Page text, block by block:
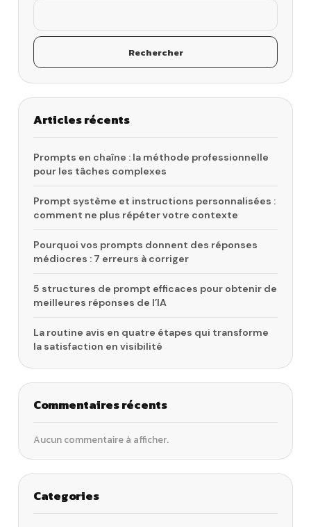
Rechercher
Articles récents
Prompts en chaîne : la méthode professionnelle
pour les tâches complexes
Prompt système et instructions personnalisées :
comment ne plus répéter votre contexte
Pourquoi vos prompts donnent des réponses
médiocres : 7 erreurs à corriger
5 structures de prompt efficaces pour obtenir de
meilleures réponses de l’IA
La routine avis en quatre étapes qui transforme
la satisfaction en visibilité
Commentaires récents
Aucun commentaire à afficher.
Categories